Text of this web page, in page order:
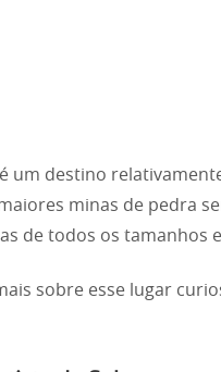
um destino
maiores minas de pedra
de todos os tamanhos
sobre esse lugar